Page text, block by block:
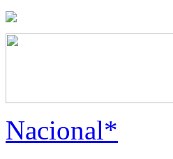
Nacional*